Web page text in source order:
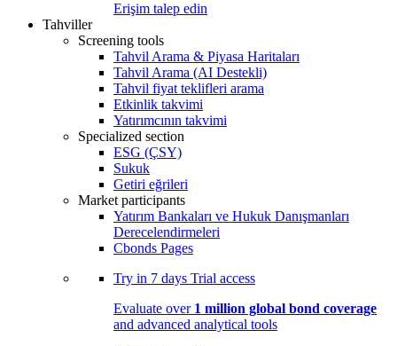
Erişim talep edin
Tahviller
Screening tools
Tahvil Arama & Piyasa Haritaları
Tahvil Arama (AI Destekli)
Tahvil fiyat teklifleri arama
Etkinlik takvimi
Yatırımcının takvimi
Specialized section
ESG (ÇSY)
Sukuk
Getiri eğrileri
Market participants
Yatırım Bankaları ve Hukuk Danışmanları
Derecelendirmeleri
Cbonds Pages
Try in 7 days Trial access
Evaluate over 1 million global bond coverage
and advanced analytical tools